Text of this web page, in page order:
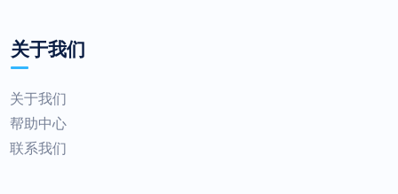
关于我们
关于我们
帮助中心
联系我们